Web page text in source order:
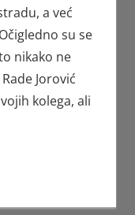
a već
su se
nikako ne
Jorović
kolega, ali